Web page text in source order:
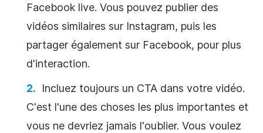
Facebook live. Vous pouvez publier des
vidéos similaires sur Instagram, puis les
partager également sur Facebook, pour plus
d'interaction.
Incluez toujours un CTA dans votre vidéo.
C'est l'une des choses les plus importantes et
vous ne devriez jamais l'oublier. Vous voulez